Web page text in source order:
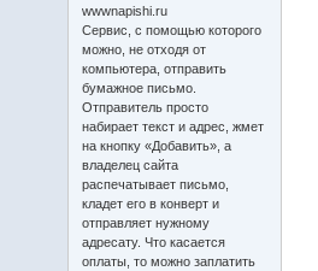
wwwnapishi.ru
Сервис, с помощью которого
можно, не отходя от
компьютера, отправить
бумажное письмо.
Отправитель просто
набирает текст и адрес, жмет
на кнопку «Добавить», а
владелец сайта
распечатывает письмо,
кладет его в конверт и
отправляет нужному
адресату. Что касается
оплаты, то можно заплатить